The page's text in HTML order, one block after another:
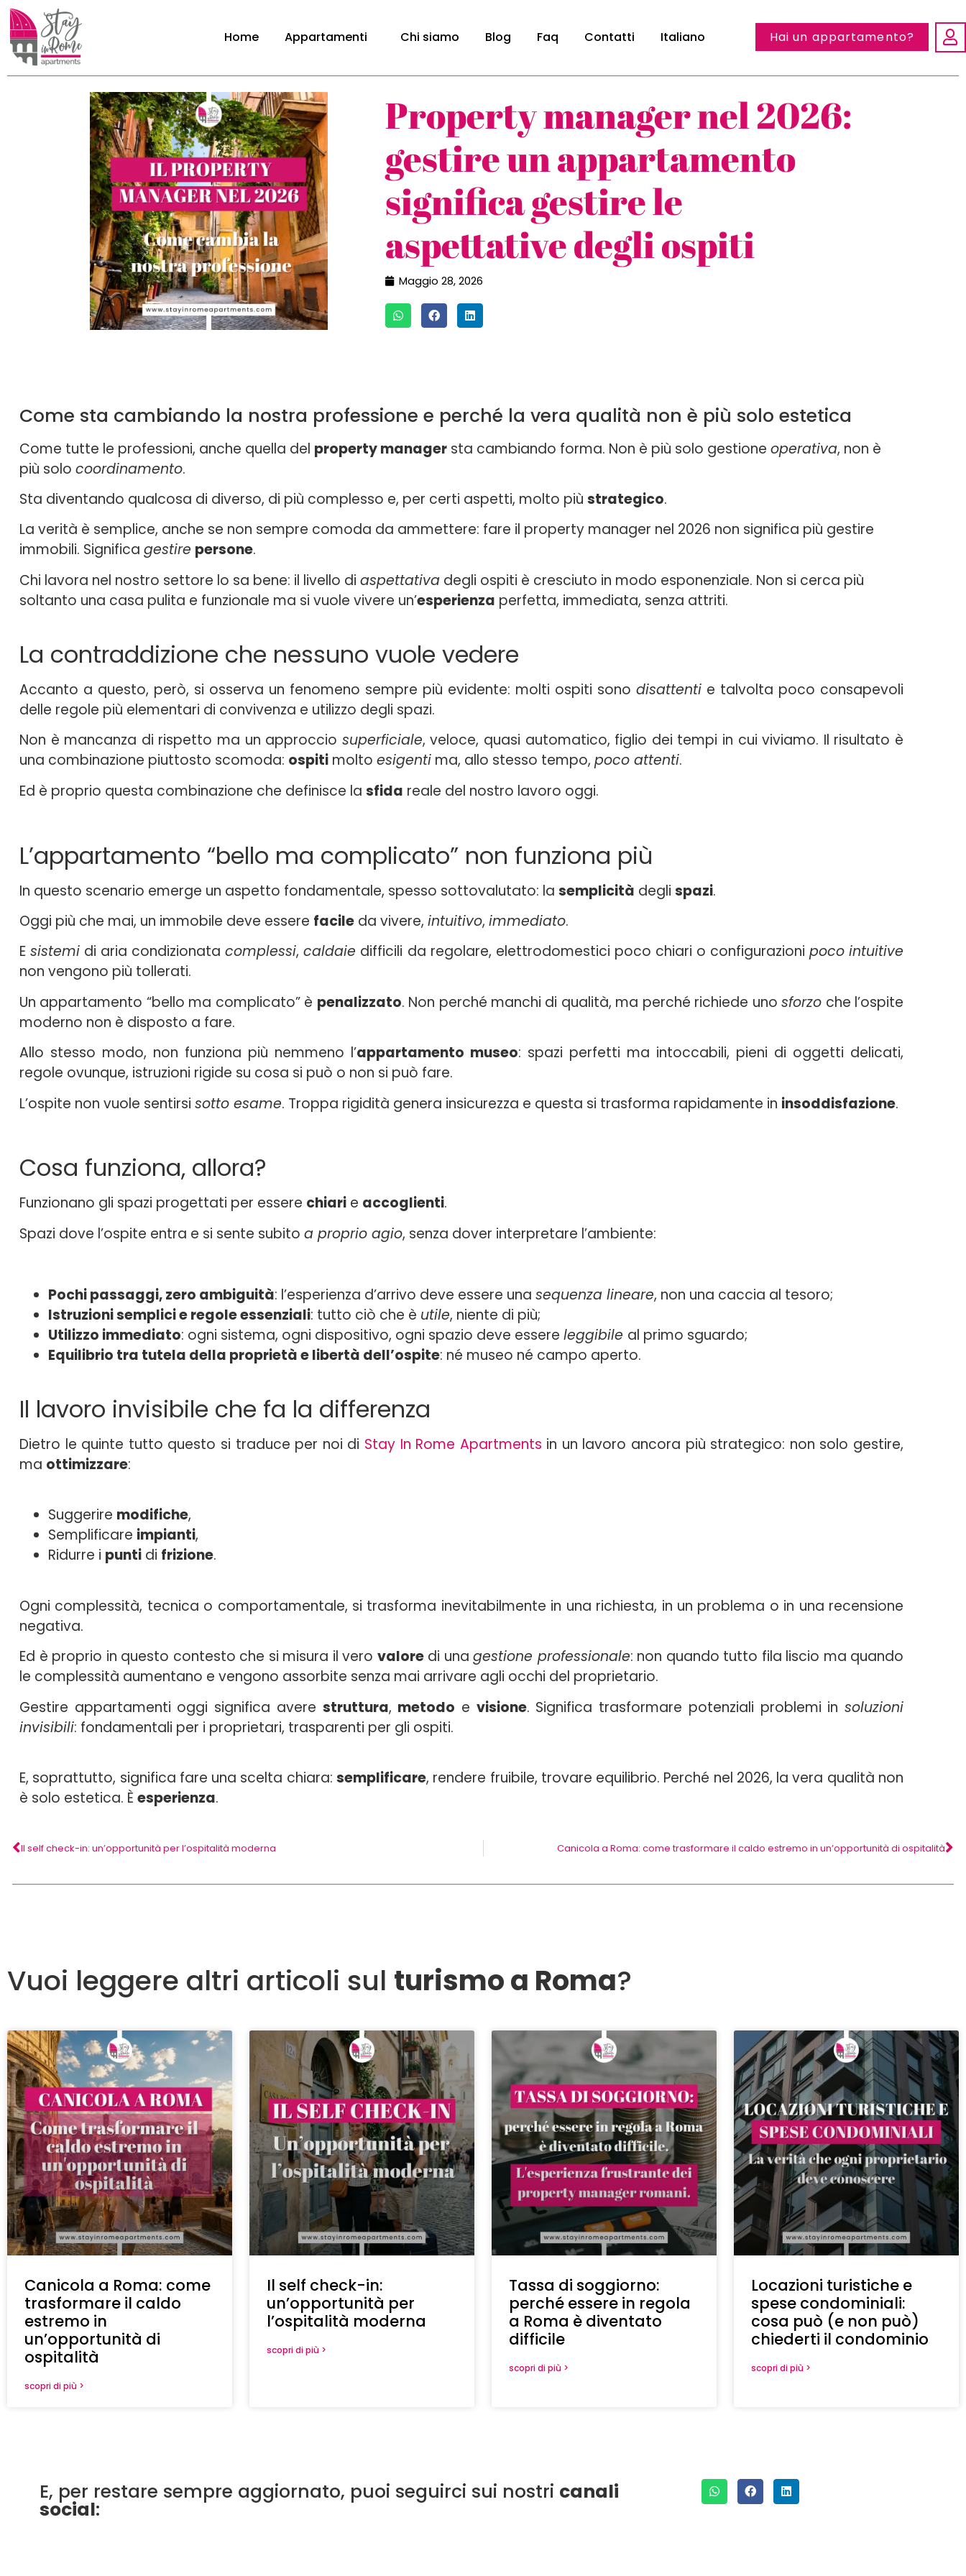
Home Appartamenti Chi siamo Blog Faq Contatti Italiano Hai un appartamento?
Property manager nel 2026:
gestire un appartamento
significa gestire le
aspettative degli ospiti
Maggio 28, 2026
Come sta cambiando la nostra professione e perché la vera qualità non è più solo estetica
Come tutte le professioni, anche quella del property manager sta cambiando forma. Non è più solo gestione operativa, non è
più solo coordinamento.
Sta diventando qualcosa di diverso, di più complesso e, per certi aspetti, molto più strategico.
La verità è semplice, anche se non sempre comoda da ammettere: fare il property manager nel 2026 non significa più gestire
immobili. Significa gestire persone.
Chi lavora nel nostro settore lo sa bene: il livello di aspettativa degli ospiti è cresciuto in modo esponenziale. Non si cerca più
soltanto una casa pulita e funzionale ma si vuole vivere un’esperienza perfetta, immediata, senza attriti.
La contraddizione che nessuno vuole vedere
Accanto a questo, però, si osserva un fenomeno sempre più evidente: molti ospiti sono disattenti e talvolta poco consapevoli
delle regole più elementari di convivenza e utilizzo degli spazi.
Non è mancanza di rispetto ma un approccio superficiale, veloce, quasi automatico, figlio dei tempi in cui viviamo. Il risultato è
una combinazione piuttosto scomoda: ospiti molto esigenti ma, allo stesso tempo, poco attenti.
Ed è proprio questa combinazione che definisce la sfida reale del nostro lavoro oggi.
L’appartamento “bello ma complicato” non funziona più
In questo scenario emerge un aspetto fondamentale, spesso sottovalutato: la semplicità degli spazi.
Oggi più che mai, un immobile deve essere facile da vivere, intuitivo, immediato.
Esistemi di aria condizionatacomplessi,caldaie difficili da regolare, elettrodomestici poco chiari o configurazioni poco intuitive
non vengono più tollerati.
Un appartamento “bello ma complicato” è penalizzato. Non perché manchi di qualità, ma perché richiede unosforzo che l’ospite
moderno non è disposto a fare.
Allo stesso modo, non funziona più nemmeno l’appartamento museo: spazi perfetti ma intoccabili, pieni di oggetti delicati,
regole ovunque, istruzioni rigide su cosa si può o non si può fare.
L’ospite non vuole sentirsi sotto esame. Troppa rigidità genera insicurezza e questa si trasforma rapidamente in insoddisfazione.
Cosa funziona, allora?
Funzionano gli spazi progettati per essere chiari e accoglienti.
Spazi dove l’ospite entra e si sente subito a proprio agio, senza dover interpretare l’ambiente:
Pochi passaggi, zero ambiguità: l’esperienza d’arrivo deve essere una sequenza lineare, non una caccia al tesoro;
Istruzioni semplici e regole essenziali: tutto ciò che è utile, niente di più;
Utilizzo immediato: ogni sistema, ogni dispositivo, ogni spazio deve essere leggibile al primo sguardo;
Equilibrio tra tutela della proprietà e libertà dell’ospite: né museo né campo aperto.
Il lavoro invisibile che fa la differenza
Dietro le quinte tutto questo si traduce per noi di Stay In Rome Apartments in un lavoro ancora più strategico: non solo gestire,
ma ottimizzare:
Suggerire modifiche,
Semplificare impianti,
Ridurre i punti di frizione.
Ogni complessità, tecnica o comportamentale, si trasforma inevitabilmente in una richiesta, in un problema o in una recensione
negativa.
Ed è proprio in questo contesto che si misura il vero valoredi una gestione professionale: non quando tutto fila liscio ma quando
le complessità aumentano e vengono assorbite senza mai arrivare agli occhi del proprietario.
Gestire appartamenti oggi significa avere struttura, metodo e visione. Significa trasformare potenziali problemi insoluzioni
invisibili: fondamentali per i proprietari, trasparenti per gli ospiti.
E, soprattutto, significa fare una scelta chiara: semplificare, rendere fruibile, trovare equilibrio. Perché nel 2026, la vera qualità non
è solo estetica. È esperienza.
Il self check-in: un’opportunità per l’ospitalità moderna Canicola a Roma: come trasformare il caldo estremo in un’opportunità di ospitalità
Vuoi leggere altri articoli sul turismo a Roma?
Canicola a Roma: come
trasformare il caldo
estremo in
un’opportunità di
ospitalità
scopri di più >
Il self check-in:
un’opportunità per
l’ospitalità moderna
scopri di più >
Tassa di soggiorno:
perché essere in regola
a Roma è diventato
difficile
scopri di più >
Locazioni turistiche e
spese condominiali:
cosa può (e non può)
chiederti il condominio
scopri di più >
E, per restare sempre aggiornato, puoi seguirci sui nostri canali
social: